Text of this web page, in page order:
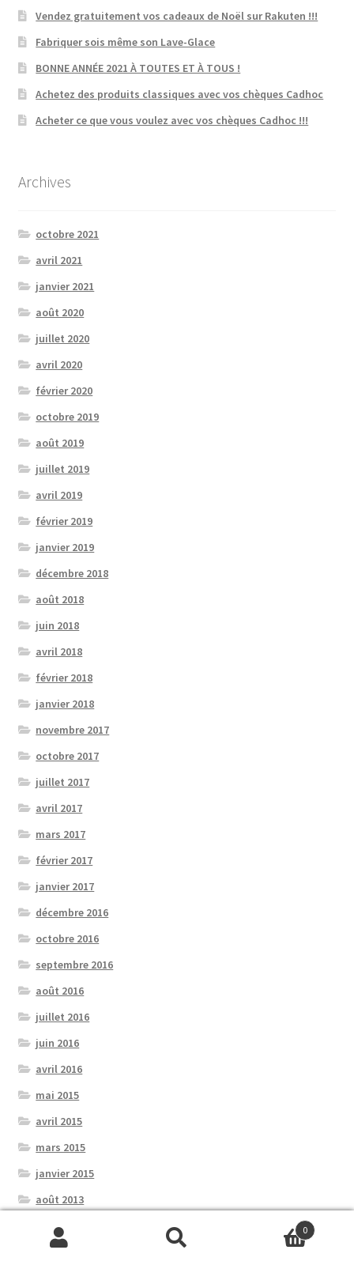
Vendez gratuitement vos cadeaux de Noël sur Rakuten !!!
Fabriquer sois même son Lave-Glace
BONNE ANNÉE 2021 À TOUTES ET À TOUS !
Achetez des produits classiques avec vos chèques Cadhoc
Acheter ce que vous voulez avec vos chèques Cadhoc !!!
Archives
octobre 2021
avril 2021
janvier 2021
août 2020
juillet 2020
avril 2020
février 2020
octobre 2019
août 2019
juillet 2019
avril 2019
février 2019
janvier 2019
décembre 2018
août 2018
juin 2018
avril 2018
février 2018
janvier 2018
novembre 2017
octobre 2017
juillet 2017
avril 2017
mars 2017
février 2017
janvier 2017
décembre 2016
octobre 2016
septembre 2016
août 2016
juillet 2016
juin 2016
avril 2016
mai 2015
avril 2015
mars 2015
janvier 2015
août 2013
avril 2013
janvier 2013
Recherche
Recherche
0